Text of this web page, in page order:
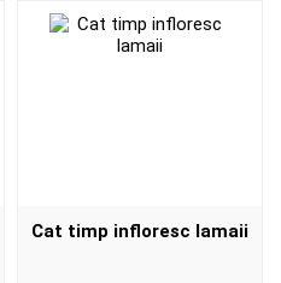
Cat timp infloresc lamaii